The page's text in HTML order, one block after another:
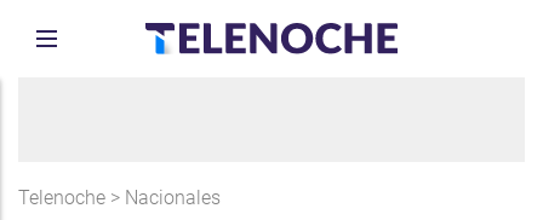
Telenoche > Nacionales